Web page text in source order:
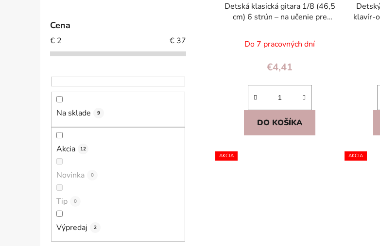
Cena
€ 2 € 37
Na sklade 9
Akcia 12
Novinka 0
Tip 0
Výpredaj 2
Detská klasická gitara 1/8 (46,5
cm) 6 strún – na učenie pre
Do 7 pracovných dní
€4,41
DO KOŠÍKA
klavír-
AKCIA AKCIA